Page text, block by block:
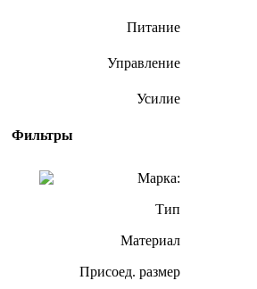
Питание
Управление
Усилие
Фильтры
Марка:
Тип
Материал
Присоед. размер